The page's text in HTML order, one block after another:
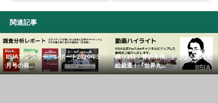
関連記事
IISIAマンスリー・レポート2020年5
月号の発...
残り3日！菅訪米後、どうなる自民党
総裁選！『世界丸...